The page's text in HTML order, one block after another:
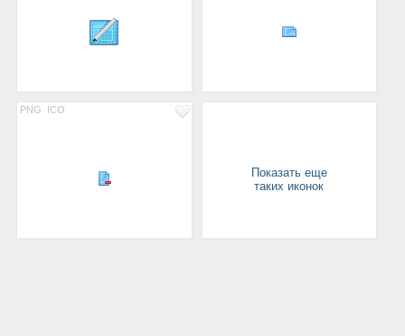
PNG ICO
Показать еще
таких иконок